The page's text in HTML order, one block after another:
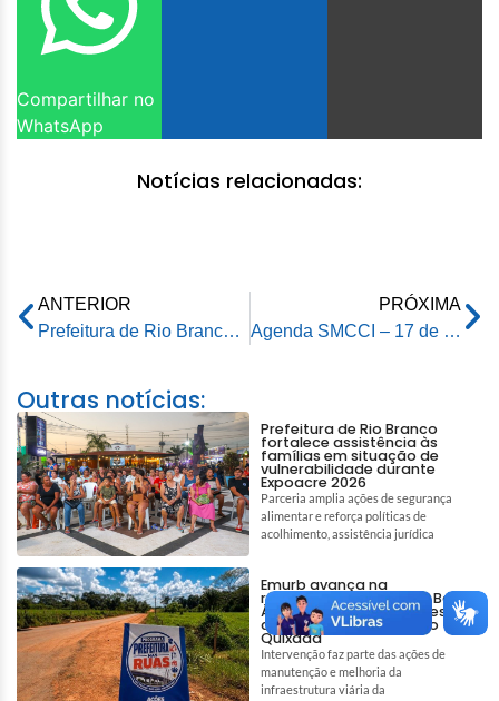
Compartilhar no
WhatsApp
Notícias relacionadas:
ANTERIOR
Prefeitura de Rio Branco e TCE firmam parceria para cessão de mudas e flores ornamentais do viveiro municipal
PRÓXIMA
Agenda SMCCI – 17 de dezembro de 2025
Outras notícias:
Prefeitura de Rio Branco
fortalece assistência às
famílias em situação de
vulnerabilidade durante
Expoacre 2026
Parceria amplia ações de segurança
alimentar e reforça políticas de
acolhimento, assistência jurídica
Emurb avança na
recuperação do Ramal Boa
Água e garante melhores
condições de acesso no
Quixadá
Intervenção faz parte das ações de
manutenção e melhoria da
infraestrutura viária da